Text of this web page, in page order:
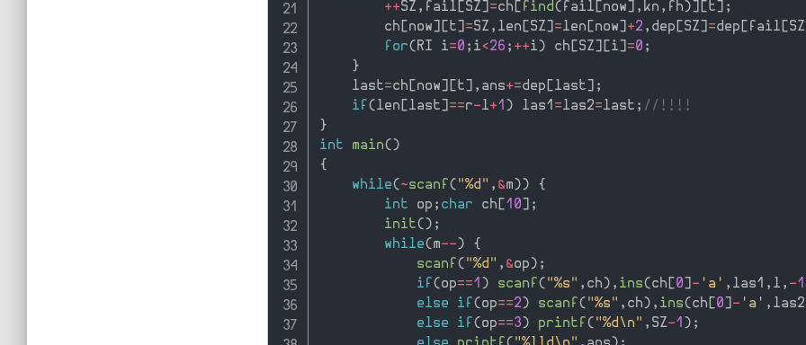
++SZ , fail [SZ] =ch [ find( fail [now] , kn , fh)] [t] ;
        ch
[now] [t] =SZ , len [SZ] =len [now] +2 , dep [SZ] =dep [ fail [SZ
for(RI i=0 ; i<26 ; ++i) ch [SZ] [i] =0 ;
}
    last
=ch [now] [t] , ans+=dep [last] ;
if (len [last] ==r-l+1 ) las1 =las2=last ; //!!!!
}
int
main()
{
while(~scanf ( "%d" , &m))
{
int op ; char ch [10] ;
init() ;
while(m--)
{
scanf ( "%d" , &op) ;
if (op==1 ) scanf ( "%s" , ch) , ins(ch [0] - 'a' , las1 , l , -1
else
if (op==2) scanf ( "%s" , ch) , ins(ch [0] - 'a' , las2
else
if (op==3) printf ( "%d\n" , SZ-1 ) ;